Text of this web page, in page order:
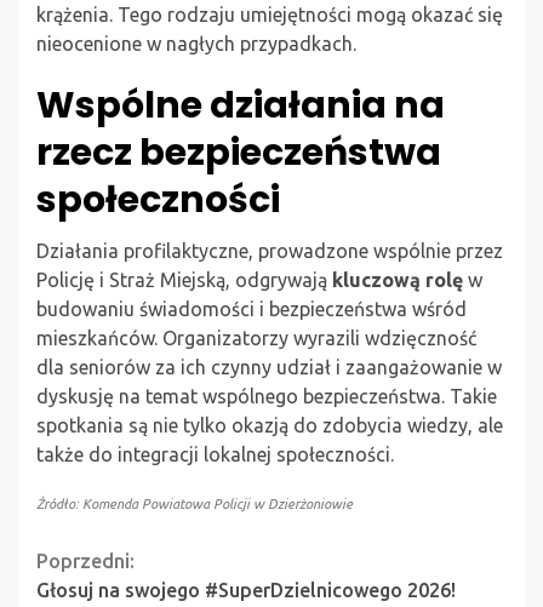
krążenia. Tego rodzaju umiejętności mogą okazać się
nieocenione w nagłych przypadkach.
Wspólne działania na
rzecz bezpieczeństwa
społeczności
Działania profilaktyczne, prowadzone wspólnie przez
Policję i Straż Miejską, odgrywają kluczową rolę w
budowaniu świadomości i bezpieczeństwa wśród
mieszkańców. Organizatorzy wyrazili wdzięczność
dla seniorów za ich czynny udział i zaangażowanie w
dyskusję na temat wspólnego bezpieczeństwa. Takie
spotkania są nie tylko okazją do zdobycia wiedzy, ale
także do integracji lokalnej społeczności.
Źródło: Komenda Powiatowa Policji w Dzierżoniowie
Continue
Poprzedni:
Głosuj na swojego #SuperDzielnicowego 2026!